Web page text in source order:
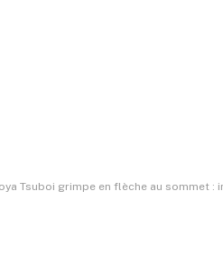
Tsuboi grimpe en flèche au sommet
Aucun commentaire 4